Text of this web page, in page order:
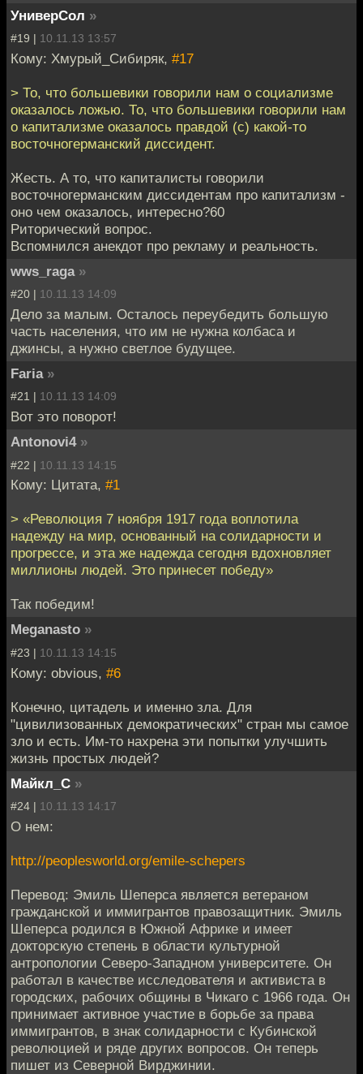
УниверСол »
#19 | 10.11.13 13:57
Кому: Хмурый_Сибиряк, #17
> То, что большевики говорили нам о социализме
оказалось ложью. То, что большевики говорили нам
о капитализме оказалось правдой (с) какой-то
восточногерманский диссидент.
Жесть. А то, что капиталисты говорили
восточногерманским диссидентам про капитализм -
оно чем оказалось, интересно?60
Риторический вопрос.
Вспомнился анекдот про рекламу и реальность.
wws_raga »
#20 | 10.11.13 14:09
Дело за малым. Осталось переубедить большую
часть населения, что им не нужна колбаса и
джинсы, а нужно светлое будущее.
Faria »
#21 | 10.11.13 14:09
Вот это поворот!
Antonovi4 »
#22 | 10.11.13 14:15
Кому: Цитата, #1
> «Революция 7 ноября 1917 года воплотила
надежду на мир, основанный на солидарности и
прогрессе, и эта же надежда сегодня вдохновляет
миллионы людей. Это принесет победу»
Так победим!
Meganasto »
#23 | 10.11.13 14:15
Кому: obvious, #6
Конечно, цитадель и именно зла. Для
"цивилизованных демократических" стран мы самое
зло и есть. Им-то нахрена эти попытки улучшить
жизнь простых людей?
Майкл_С »
#24 | 10.11.13 14:17
О нем:
http://peoplesworld.org/emile-schepers
Перевод: Эмиль Шеперса является ветераном
гражданской и иммигрантов правозащитник. Эмиль
Шеперса родился в Южной Африке и имеет
докторскую степень в области культурной
антропологии Северо-Западном университете. Он
работал в качестве исследователя и активиста в
городских, рабочих общины в Чикаго с 1966 года. Он
принимает активное участие в борьбе за права
иммигрантов, в знак солидарности с Кубинской
революцией и ряде других вопросов. Он теперь
пишет из Северной Вирджинии.